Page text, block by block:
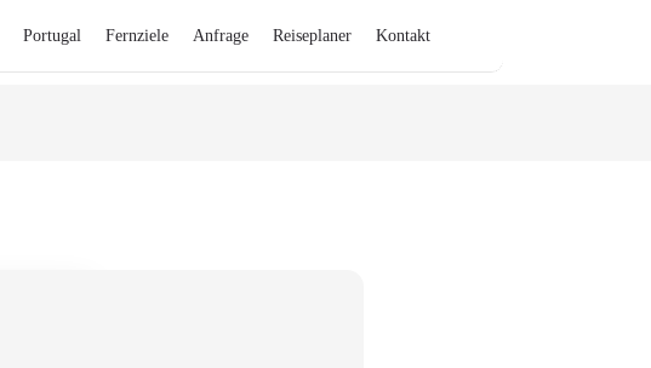
Portugal Fernziele Anfrage Reiseplaner Kontakt